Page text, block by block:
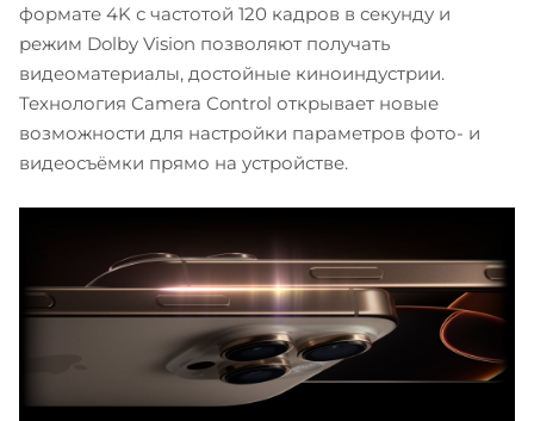
формате 4K с частотой 120 кадров в секунду и
режим Dolby Vision позволяют получать
видеоматериалы, достойные киноиндустрии.
Технология Camera Control открывает новые
возможности для настройки параметров фото- и
видеосъёмки прямо на устройстве.